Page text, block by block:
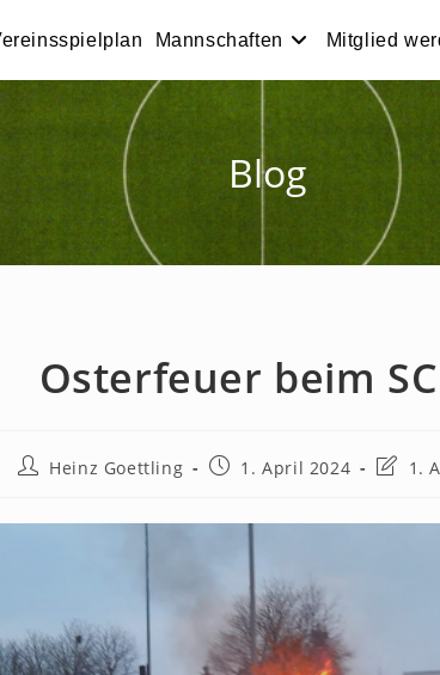
Mannschaften Mitglied
Blog
Osterfeuer beim
Beitrags-
Heinz Goettling
Beitrag1. April 2024
Beitrag
1.